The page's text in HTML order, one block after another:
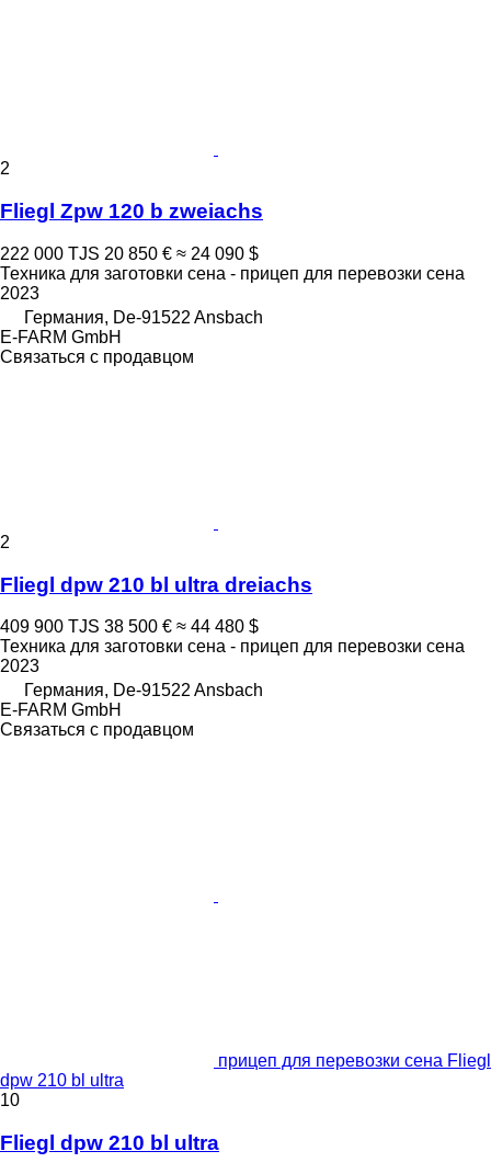
2
Fliegl Zpw 120 b zweiachs
222 000 TJS 20 850 € ≈ 24 090 $
Техника для заготовки сена - прицеп для перевозки сена
2023
Германия, De-91522 Ansbach
E-FARM GmbH
Связаться с продавцом
2
Fliegl dpw 210 bl ultra dreiachs
409 900 TJS 38 500 € ≈ 44 480 $
Техника для заготовки сена - прицеп для перевозки сена
2023
Германия, De-91522 Ansbach
E-FARM GmbH
Связаться с продавцом
прицеп для перевозки сена Fliegl
dpw 210 bl ultra
10
Fliegl dpw 210 bl ultra